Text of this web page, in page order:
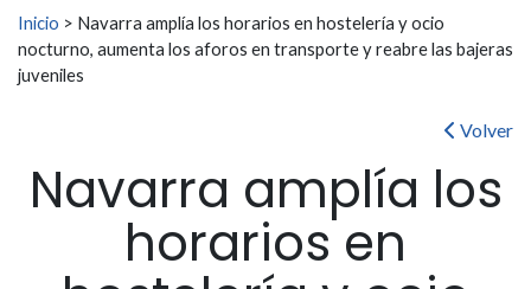
Buscar:
Inicio > Navarra amplía los horarios en hostelería y ocio
nocturno, aumenta los aforos en transporte y reabre las bajeras
juveniles
Volver
Navarra amplía los
horarios en